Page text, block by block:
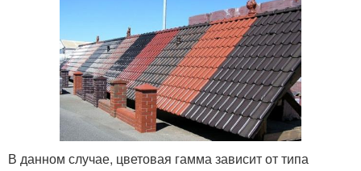
В данном случае, цветовая гамма зависит от типа